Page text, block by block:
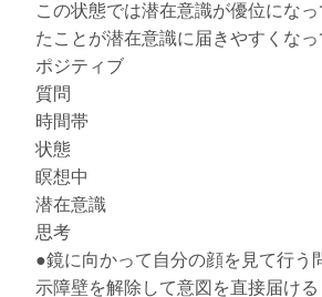
この状態では潜在意識が優位にな
たことが潜在意識に届きやすくなっ
ポジティブ
質問
時間帯
状態
瞑想中
潜在意識
思考
●鏡に向かって自分の顔を見て行う
示障壁を解除して意図を直接届ける